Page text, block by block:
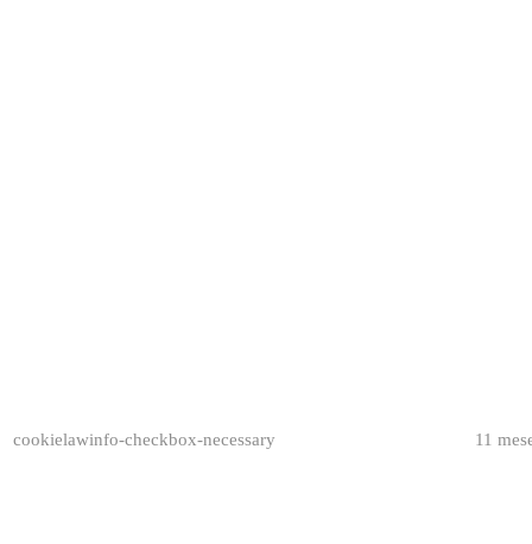
cookielawinfo-checkbox-necessary 11